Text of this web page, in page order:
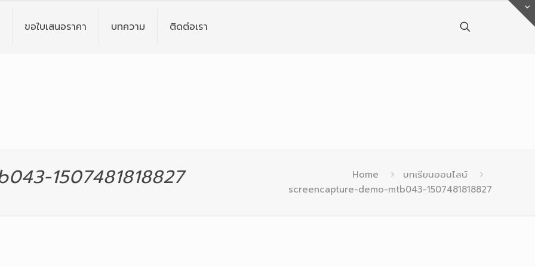
ขอใบเสนอราคา บทความ ติดต่อเรา
1507481818827 Home
บทเรียนออนไลน์
screencapture-demo-mtb043-1507481818827